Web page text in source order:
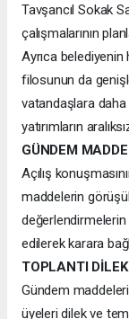
Tavşancıl Sokak
çalışmalarının
Ayrıca
filosunun da
vatandaşlara daha
yatırımların
GÜNDEM
Açılış
maddelerin
değerlendirmelerin
edilerek karara
TOPLANTI
Gündem
üyeleri dilek ve